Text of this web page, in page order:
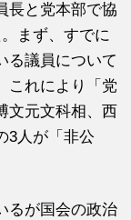
長と党本部で協
まず、すでに
る議員について
これにより「党
文元文科相、西
3人が「非公
るが国会の政治